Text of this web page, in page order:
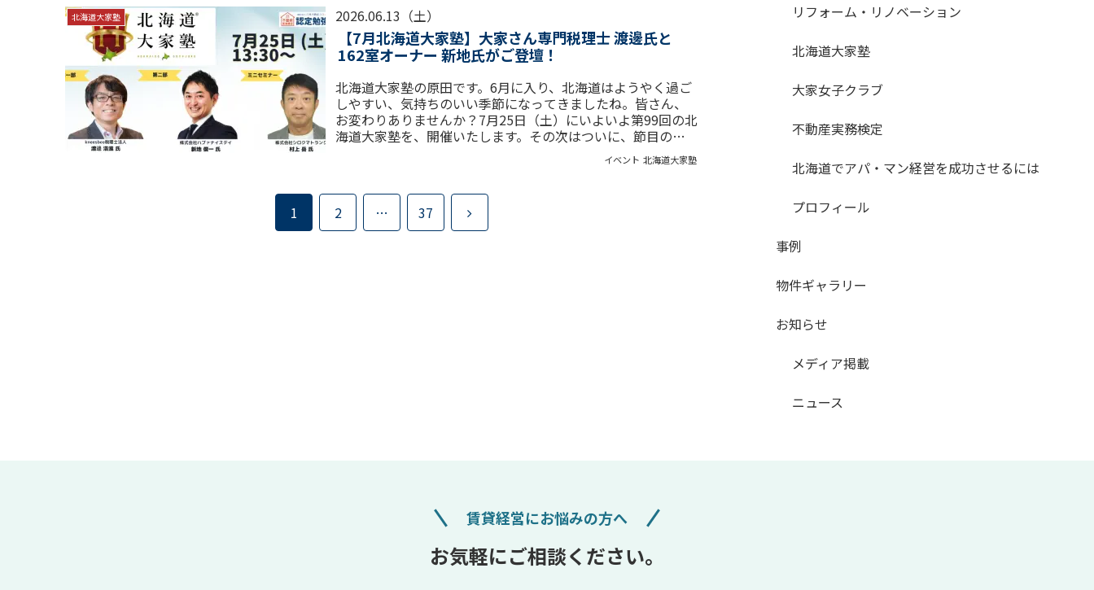
北海道大家塾 2026.06.13（土）
【7月北海道大家塾】大家さん専門税理士 渡邊氏と
162室オーナー 新地氏がご登壇！
北海道大家塾の原田です。6月に入り、北海道はようやく過ご
しやすい、気持ちのいい季節になってきましたね。皆さん、
お変わりありませんか？7月25日（土）にいよいよ第99回の北
海道大家塾を、開催いたします。その次はついに、節目の第
イベント 北海道大家塾
1 2 … 37
次
リフォーム・リノベーション
北海道大家塾
大家女子クラブ
不動産実務検定
北海道でアパ・マン経営を成功させるには
プロフィール
事例
物件ギャラリー
お知らせ
メディア掲載
ニュース
賃貸経営にお悩みの方へ
お気軽にご相談ください。